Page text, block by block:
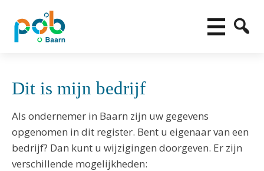
Dit is mijn bedrijf
Als ondernemer in Baarn zijn uw gegevens
opgenomen in dit register. Bent u eigenaar van een
bedrijf? Dan kunt u wijzigingen doorgeven. Er zijn
verschillende mogelijkheden: